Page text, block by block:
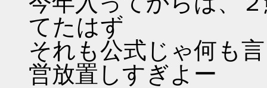
てたはず
それも公式じゃ何も
営放置しすぎよー